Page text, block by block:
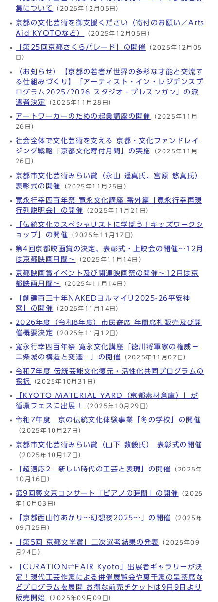
集について
（2025年12月05日）
京都の文化芸術を御支援ください（寄付のお願い／Arts
Aid KYOTOなど）
（2025年12月05日）
「第25回京都さくらパレード」の開催 （2025年12月05
日）
（お知らせ）【京都の若者が世界の多彩な才能と交流す
る仕組みづくり】「アーティスト・イン・レジデンスプ
ログラム2025/2026 スタジオ・プレスンガン」の派
遣者決定
（2025年11月28日）
アートワーカーのための起業講座の開催 （2025年11月
26日）
社会全体で文化芸術を支える 京都・文化ファンドレイ
ジング戦略「京都文化寄付月間」の実施
（2025年11月
26日）
京都市文化芸術みらい賞（永山 遥真氏、宮原 悠真氏）
表彰式の開催
（2025年11月25日）
寛永行幸四百年祭 寛永文化講座 番外編「寛永行幸再現
行列説明会」の開催 （2025年11月21日）
「伝統文化のスペシャリストに学ぼう！キッズワークシ
ョップ」の開催 （2025年11月17日）
第4回京都映画賞の決定、表彰式・上映会の開催～12月
は京都映画月間～
（2025年11月14日）
京都映画賞イベント及び関連映画祭の開催～12月は京
都映画月間～
（2025年11月14日）
「創建百三十年NAKEDヨルマイリ2025-26平安神
宮」の開催
（2025年11月14日）
2026年度（令和8年度）市民寄席 年間席札販売及び開
催概要決定
（2025年11月12日）
寛永行幸四百年祭 寛永文化講座「徳川将軍家の権威－
二条城の構造と変遷－」の開催 （2025年11月07日）
令和7年度 伝統芸能文化復元・活性化共同プログラムの
採択
（2025年10月31日）
「KYOTO MATERIAL YARD（京都素材倉庫）」が
循環フェスに出展！
（2025年10月29日）
令和7年度 京の伝統文化体験事業「冬の学校」の開催
（2025年10月27日）
京都市文化芸術みらい賞（山下 数毅氏） 表彰式の開催
（2025年10月17日）
「超適応2：新しい時代の工芸と表現」の開催 （2025年
10月16日）
第9回藝文京コンサート「ピアノの時間」の開催
（2025
年10月03日）
「京都西山竹あかり～幻想夜2025～」の開催
（2025年
09月25日）
「第5回 京都文学賞」二次選考結果の発表
（2025年09
月24日）
「CURATION⇄FAIR Kyoto」出展者ギャラリーが決
定！現代工芸作家による併催展覧会や裏千家の呈茶席な
どプログラムを展開 お得な前売チケットは9月9日より
販売開始
（2025年09月09日）